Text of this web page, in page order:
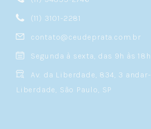
(11) 3101-2281
contato@ceudeprata.com.br
Segunda à sexta, das 9h às 18h
Av. da Liberdade, 834, 3 andar-
Liberdade, São Paulo, SP